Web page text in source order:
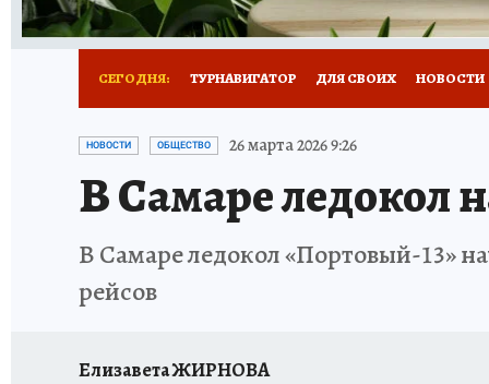
СЕГОДНЯ: ТУРНАВИГАТОР ДЛЯ СВОИХ НОВОСТИ
НАДЕЖНЫЕ РАБОТОДАТЕЛИ
НОВЫЙ ГОД В САМАРЕ КП В МАХ
КУЙБЫШЕВ - ФРОНТУ ИТОГИ ГОДА-2024
НОВОСТИ ОБЩЕСТВО 26 марта 2026 9:26
В Самаре ледокол
В Самаре ледокол «Портовый-13»
рейсов
Елизавета ЖИРНОВА